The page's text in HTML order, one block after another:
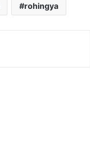
rohingya